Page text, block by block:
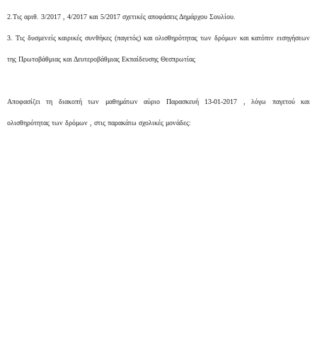
2.Τις αριθ. 3/2017 , 4/2017 και 5/2017 σχετικές αποφάσεις Δημάρχου Σουλίου.
3. Τις δυσμενείς καιρικές συνθήκες (παγετός) και ολισθηρότητας των δρόμων και κατόπιν εισηγήσεων
της Πρωτοβάθμιας και Δευτεροβάθμιας Εκπαίδευσης Θεσπρωτίας
Αποφασίζει τη διακοπή των μαθημάτων αύριο Παρασκευή 13-01-2017 , λόγω παγετού και
ολισθηρότητας των δρόμων , στις παρακάτω σχολικές μονάδες: